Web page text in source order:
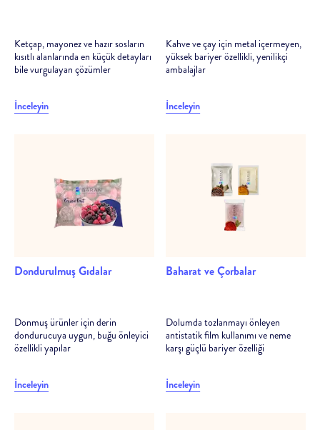
Ketçap, mayonez ve hazır sosların
kısıtlı alanlarında en küçük detayları
bile vurgulayan çözümler
İnceleyin
Kahve ve çay için metal içermeyen,
yüksek bariyer özellikli, yenilikçi
ambalajlar
İnceleyin
Dondurulmuş Gıdalar
Donmuş ürünler için derin
dondurucuya uygun, buğu önleyici
özellikli yapılar
İnceleyin
Baharat ve Çorbalar
Dolumda tozlanmayı önleyen
antistatik film kullanımı ve neme
karşı güçlü bariyer özelliği
İnceleyin